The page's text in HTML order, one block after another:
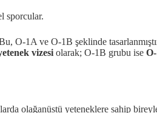
sporcular.
O-1A ve O-1B şeklinde
vizesi olarak; O-1B grubu ise
olağanüstü yeteneklere sahip